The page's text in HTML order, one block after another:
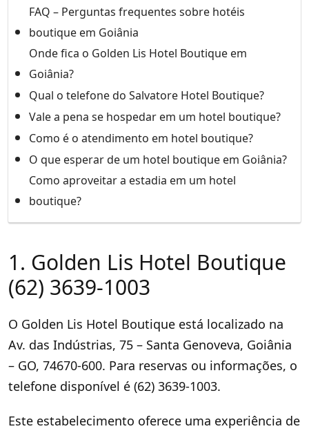
FAQ – Perguntas frequentes sobre hotéis
boutique em Goiânia
Onde fica o Golden Lis Hotel Boutique em
Goiânia?
Qual o telefone do Salvatore Hotel Boutique?
Vale a pena se hospedar em um hotel boutique?
Como é o atendimento em hotel boutique?
O que esperar de um hotel boutique em Goiânia?
Como aproveitar a estadia em um hotel
boutique?
1. Golden Lis Hotel Boutique
(62) 3639-1003
O Golden Lis Hotel Boutique está localizado na
Av. das Indústrias, 75 – Santa Genoveva, Goiânia
– GO, 74670-600. Para reservas ou informações, o
telefone disponível é (62) 3639-1003.
Este estabelecimento oferece uma experiência de